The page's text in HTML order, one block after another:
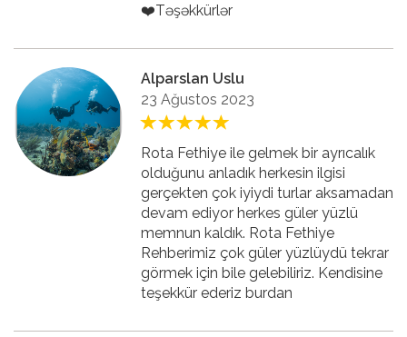
❤️Təşəkkürlər
Alparslan Uslu
23 Ağustos 2023
Rota Fethiye ile gelmek bir ayrıcalık
olduğunu anladık herkesin ilgisi
gerçekten çok iyiydi turlar aksamadan
devam ediyor herkes güler yüzlü
memnun kaldık. Rota Fethiye
Rehberimiz çok güler yüzlüydü tekrar
görmek için bile gelebiliriz. Kendisine
teşekkür ederiz burdan